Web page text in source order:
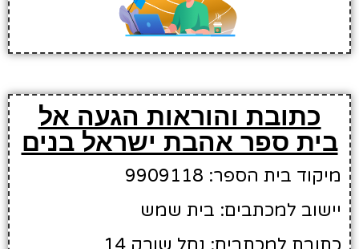
כתובת והוראות הגעה אל
בית ספר אהבת ישראל בנים
מיקוד בית הספר: 9909118
יישוב למכתבים: בית שמש
כתובת למכתבים: נחל שורק 14